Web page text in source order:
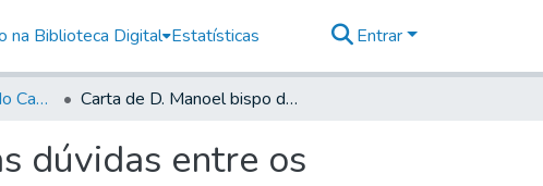
na Biblioteca Digital Estatísticas Entrar
Volume 73 - Ofícios do Capitão General D. Luis Antonio de Souza Botelho Mourão (Morgado de Matheus): 1765-1766 Carta de D. Manoel bispo de Mariana sobre umas dúvidas entre os generais de Minas e São Paulo sobre limites
dúvidas entre os